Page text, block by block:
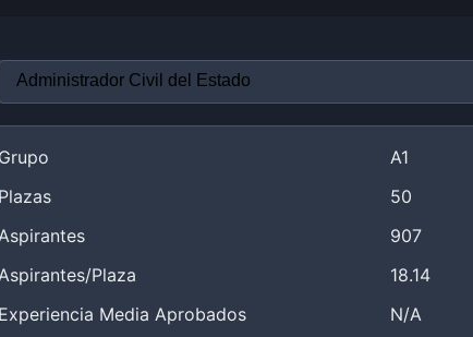
Grupo
A1
Plazas
50
Aspirantes
907
Aspirantes/Plaza
18.14
Experiencia Media Aprobados
N/A